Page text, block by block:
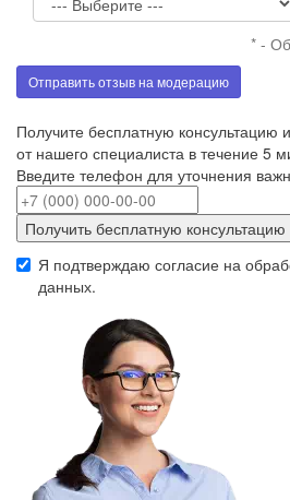
* -
Отправить отзыв на модерацию
Получите бесплатную консультацию
от нашего специалиста в течение 5
Введите телефон для уточнения
Получить бесплатную консультацию
Я подтверждаю согласие на
данных.